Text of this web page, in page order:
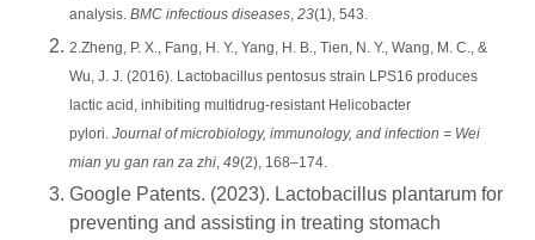
analysis.BMC infectious diseases,23(1), 543.
2.Zheng, P. X., Fang, H. Y., Yang, H. B., Tien, N. Y., Wang, M. C., &
Wu, J. J. (2016). Lactobacillus pentosus strain LPS16 produces
lactic acid, inhibiting multidrug-resistant Helicobacter
pylori.Journal of microbiology, immunology, and infection = Wei
mian yu gan ran za zhi,49(2), 168–174.
Google Patents. (2023). Lactobacillus plantarum for
preventing and assisting in treating stomach